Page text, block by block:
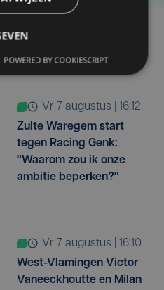
vr 7 augustus | 16:12
Zulte Waregem start
tegen Racing Genk:
"Waarom zou ik onze
ambitie beperken?"
vr 7 augustus | 16:10
West-Vlamingen Victor
Vaneeckhoutte en Milan
POWERED BY COOKIESCRIPT